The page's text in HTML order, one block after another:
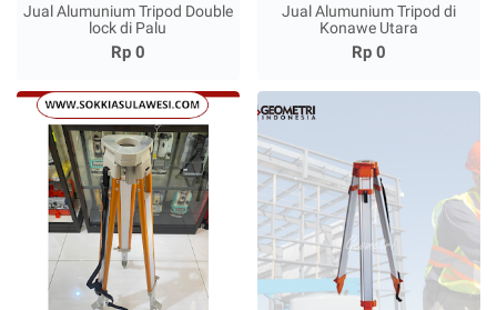
Jual Alumunium Tripod Double
lock di Palu
Rp 0
Jual Alumunium Tripod di
Konawe Utara
Rp 0